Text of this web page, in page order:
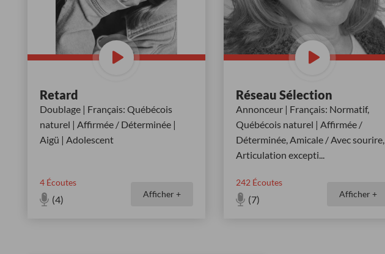
Retard
Doublage | Français: Québécois
naturel | Affirmée / Déterminée |
Aigü | Adolescent
4 Écoutes
(4) Afficher +
Réseau Sélection
Annonceur | Français: Normatif,
Québécois naturel | Affirmée /
Déterminée, Amicale / Avec sourire,
Articulation excepti...
242 Écoutes
(7) Afficher +